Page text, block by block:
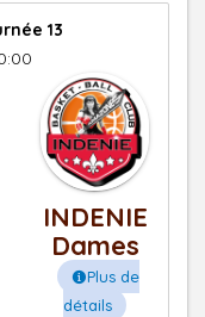
13
INDENIE
Dames
Plus de
détails